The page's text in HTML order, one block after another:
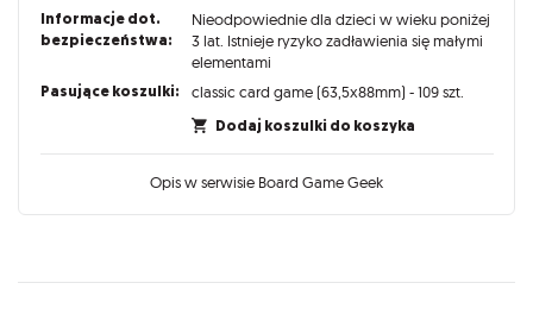
Informacje dot.
bezpieczeństwa:
Nieodpowiednie dla dzieci w wieku poniżej
3 lat. Istnieje ryzyko zadławienia się małymi
elementami
Pasujące koszulki: classic card game (63,5x88mm) - 109 szt.
Dodaj koszulki do koszyka
Opis w serwisie Board Game Geek